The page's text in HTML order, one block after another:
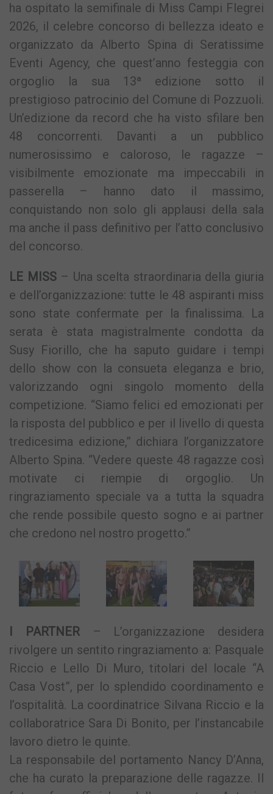
ha ospitato la semifinale di Miss Campi Flegrei
2026, il celebre concorso di bellezza ideato e
organizzato da Alberto Spina di Seratissime
Eventi Agency, che quest’anno festeggia con
orgoglio la sua 13ª edizione sotto il
prestigioso patrocinio del Comune di Pozzuoli.
Un’edizione da record che ha visto sfilare ben
48 concorrenti. Davanti a un pubblico
numerosissimo e caloroso, le ragazze –
visibilmente emozionate ma impeccabili in
passerella – hanno dato il massimo,
conquistando non solo gli applausi della sala
ma anche il pass definitivo per l’atto conclusivo
del concorso.
LE MISS– Una scelta straordinaria della giuria
e dell’organizzazione: tutte le 48 aspiranti miss
sono state confermate per la finalissima. La
serata è stata magistralmente condotta da
Susy Fiorillo, che ha saputo guidare i tempi
dello show con la consueta eleganza e brio,
valorizzando ogni singolo momento della
competizione. “Siamo felici ed emozionati per
la risposta del pubblico e per il livello di questa
tredicesima edizione,” dichiara l’organizzatore
Alberto Spina. “Vedere queste 48 ragazze così
motivate ci riempie di orgoglio. Un
ringraziamento speciale va a tutta la squadra
che rende possibile questo sogno e ai partner
che credono nel nostro progetto.”
I PARTNER– L’organizzazione desidera
rivolgere un sentito ringraziamento a: Pasquale
Riccio e Lello Di Muro, titolari del locale “A
Casa Vost”, per lo splendido coordinamento e
l’ospitalità. La coordinatrice Silvana Riccio e la
collaboratrice Sara Di Bonito, per l’instancabile
lavoro dietro le quinte.
La responsabile del portamento Nancy D’Anna,
che ha curato la preparazione delle ragazze. Il